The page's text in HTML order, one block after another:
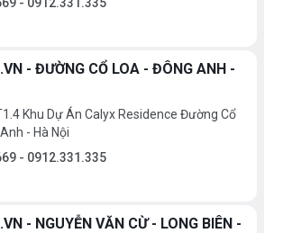
- ĐƯỜNG CỔ LOA - ĐÔNG ANH -
Khu Dự Án Calyx Residence Đường Cổ
- Hà Nội
- 0912.331.335
- NGUYỄN VĂN CỪ - LONG BIÊN -